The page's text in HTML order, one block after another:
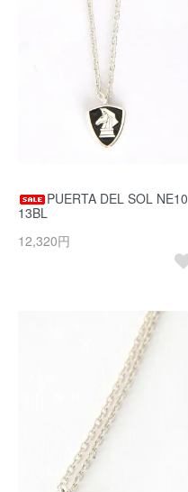
PUERTA DEL SOL NE10
13BL
12,320円